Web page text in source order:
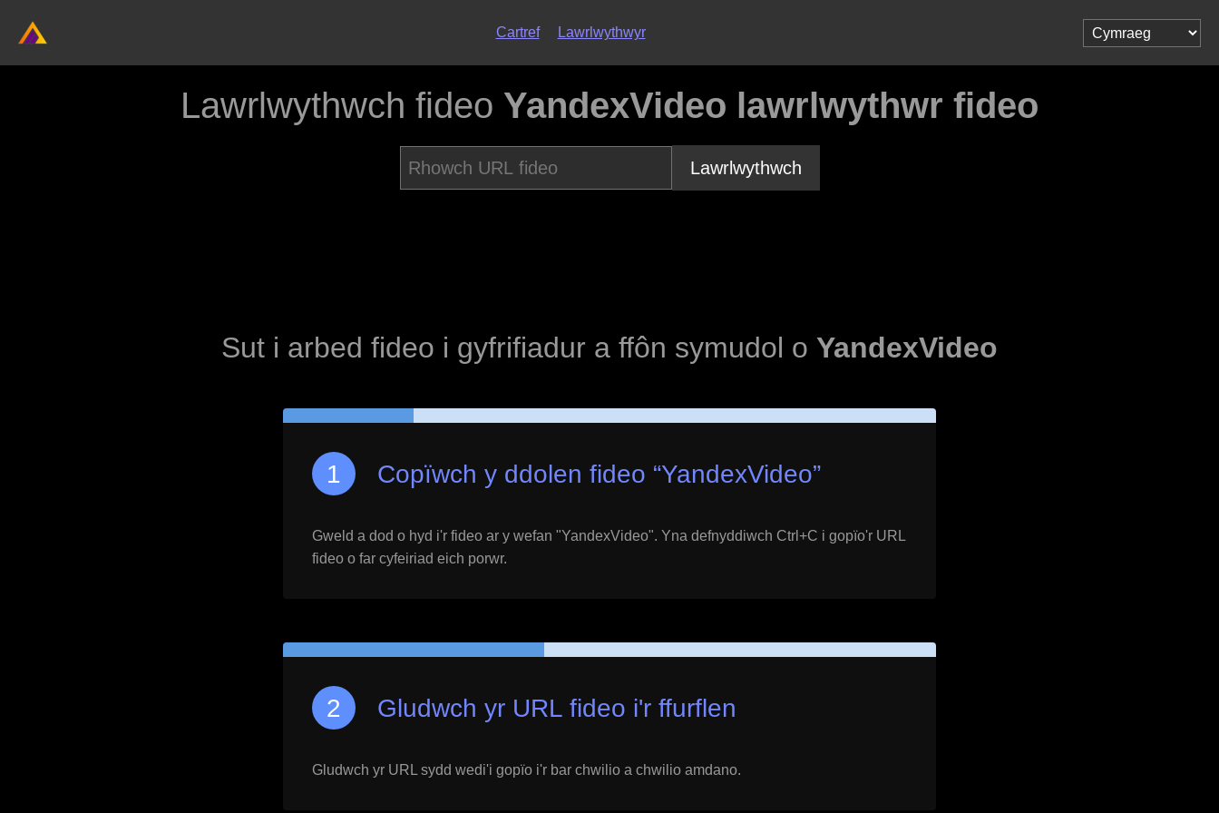
Cartref Lawrlwythwyr
Lawrlwythwch fideo YandexVideo lawrlwythwr fideo
Lawrlwythwch
Sut i arbed fideo i gyfrifiadur a ffôn symudol o YandexVideo
Copïwch y ddolen fideo “YandexVideo”
Gweld a dod o hyd i'r fideo ar y wefan "YandexVideo". Yna defnyddiwch Ctrl+C i gopïo'r URL
fideo o far cyfeiriad eich porwr.
Gludwch yr URL fideo i'r ffurflen
Gludwch yr URL sydd wedi'i gopïo i'r bar chwilio a chwilio amdano.